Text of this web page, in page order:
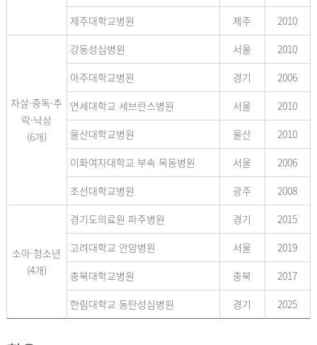
제주대학교병원
제주 2010
자살·중독·추
락·낙상
(6개)
강동성심병원 서울
2010
아주대학교병원
경기
2006
연세대학교 세브란스병원
서울
2010
울산대학교병원
울산
2010
이화여자대학교 부속 목동병원
서울
2006
조선대학교병원
광주 2008
소아·청소년
(4개)
경기도의료원 파주병원 경기
2015
고려대학교 안암병원
서울
2019
충북대학교병원
충북
2017
한림대학교 동탄성심병원
경기 2025